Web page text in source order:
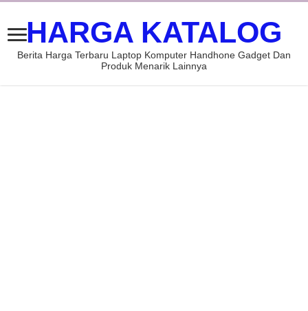
HARGA KATALOG
Berita Harga Terbaru Laptop Komputer Handhone Gadget Dan
Produk Menarik Lainnya